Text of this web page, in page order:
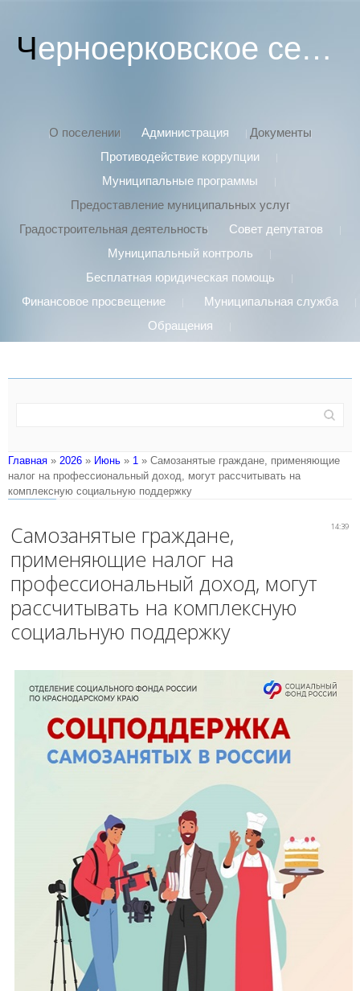
Черноерковское сельское поселение
О поселении Администрация
Документы
Противодействие коррупции
Муниципальные программы
Предоставление муниципальных услуг
Градостроительная деятельность
Совет депутатов
Муниципальный контроль
Бесплатная юридическая помощь
Финансовое просвещение
Муниципальная служба
Обращения
Главная » 2026 » Июнь » 1 » Самозанятые граждане, применяющие
налог на профессиональный доход, могут рассчитывать на
комплексную социальную поддержку
14:39
Самозанятые граждане,
применяющие налог на
профессиональный доход, могут
рассчитывать на комплексную
социальную поддержку